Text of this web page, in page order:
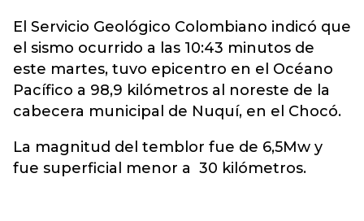
El Servicio Geológico Colombiano indicó que
el sismo ocurrido a las 10:43 minutos de
este martes, tuvo epicentro en el Océano
Pacífico a 98,9 kilómetros al noreste de la
cabecera municipal de Nuquí, en el Chocó.
La magnitud del temblor fue de 6,5Mw y
fue superficial menor a 30 kilómetros.